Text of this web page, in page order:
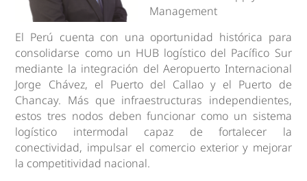
Management
El Perú cuenta con una oportunidad histórica para
consolidarse como un HUB logístico del Pacífico Sur
mediante la integración del Aeropuerto Internacional
Jorge Chávez, el Puerto del Callao y el Puerto de
Chancay. Más que infraestructuras independientes,
estos tres nodos deben funcionar como un sistema
logístico intermodal capaz de fortalecer la
conectividad, impulsar el comercio exterior y mejorar
la competitividad nacional.